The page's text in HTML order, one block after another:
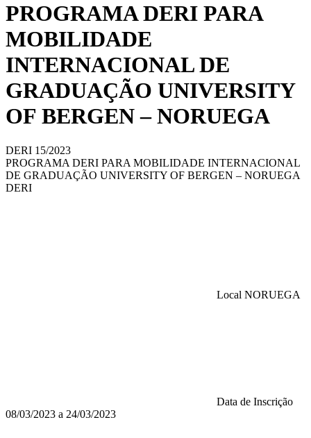
PROGRAMA DERI PARA
MOBILIDADE
INTERNACIONAL DE
GRADUAÇÃO UNIVERSITY
OF BERGEN – NORUEGA
DERI 15/2023
PROGRAMA DERI PARA MOBILIDADE INTERNACIONAL
DE GRADUAÇÃO UNIVERSITY OF BERGEN – NORUEGA
DERI
Local NORUEGA
Data de Inscrição
08/03/2023 a 24/03/2023